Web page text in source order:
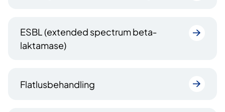
ESBL (extended spectrum beta‐
laktamase)
Flatlusbehandling